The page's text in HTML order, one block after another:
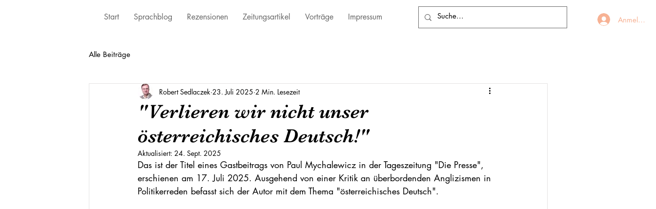
Start Sprachblog Rezensionen Zeitungsartikel Vorträge Impressum Anmelden
Alle Beiträge
"Verlieren wir nicht unser
österreichisches Deutsch!"
Robert Sedlaczek 23. Juli 2025 2 Min. Lesezeit
Aktualisiert: 24. Sept. 2025
Das ist der Titel eines Gastbeitrags von Paul Mychalewicz in der Tageszeitung "Die Presse",
erschienen am 17. Juli 2025. Ausgehend von einer Kritik an überbordenden Anglizismen in
Politikerreden befasst sich der Autor mit dem Thema "österreichisches Deutsch".